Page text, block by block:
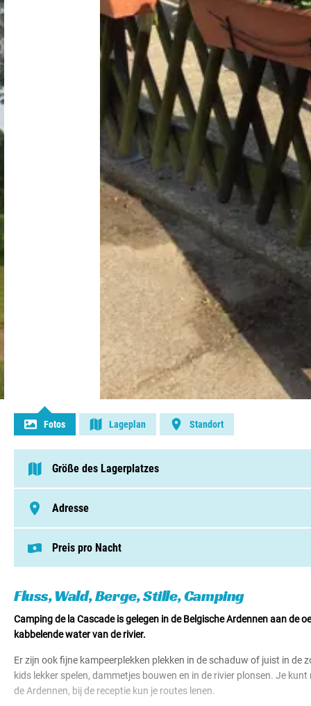
Nachrichten / Blog
Über Campingsucher
Meinen Campingplatz anmelden
Fotos Lageplan Standort
Fluss, Wald, Berge, Stille, Camping
Camping de la Cascade is gelegen in de Belgische Ardennen aan
kabbelende water van de rivier.
Er zijn ook fijne kampeerplekken plekken in de schaduw of juist in
kids lekker spelen, dammetjes bouwen en in de rivier plonsen. Je
de Ardennen, bij de receptie kun je routes lenen.
Größe des Lagerplatzes
< 75 Pitches
Adresse
Chemin Des Faravennes 5, 4970, Stavelot
Preis pro Nacht
Pitches von € 10,50